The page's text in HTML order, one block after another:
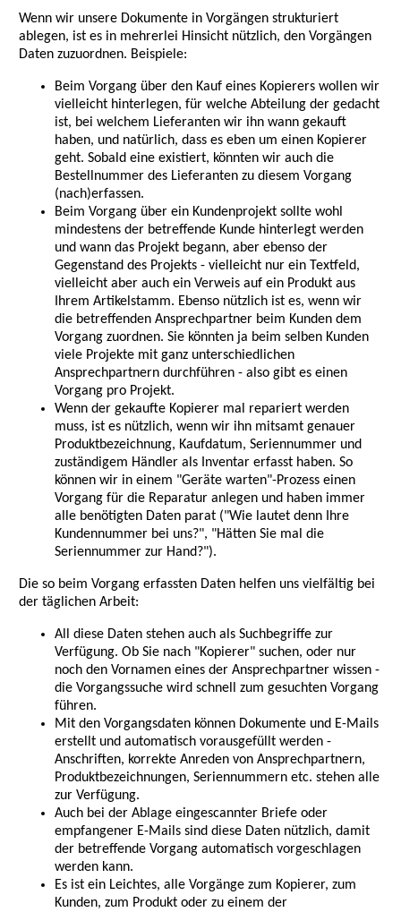
Wenn wir unsere Dokumente in Vorgängen strukturiert
ablegen, ist es in mehrerlei Hinsicht nützlich, den Vorgängen
Daten zuzuordnen. Beispiele:
Beim Vorgang über den Kauf eines Kopierers wollen wir
vielleicht hinterlegen, für welche Abteilung der gedacht
ist, bei welchem Lieferanten wir ihn wann gekauft
haben, und natürlich, dass es eben um einen Kopierer
geht. Sobald eine existiert, könnten wir auch die
Bestellnummer des Lieferanten zu diesem Vorgang
(nach)erfassen.
Beim Vorgang über ein Kundenprojekt sollte wohl
mindestens der betreffende Kunde hinterlegt werden
und wann das Projekt begann, aber ebenso der
Gegenstand des Projekts - vielleicht nur ein Textfeld,
vielleicht aber auch ein Verweis auf ein Produkt aus
Ihrem Artikelstamm. Ebenso nützlich ist es, wenn wir
die betreffenden Ansprechpartner beim Kunden dem
Vorgang zuordnen. Sie könnten ja beim selben Kunden
viele Projekte mit ganz unterschiedlichen
Ansprechpartnern durchführen - also gibt es einen
Vorgang pro Projekt.
Wenn der gekaufte Kopierer mal repariert werden
muss, ist es nützlich, wenn wir ihn mitsamt genauer
Produktbezeichnung, Kaufdatum, Seriennummer und
zuständigem Händler als Inventar erfasst haben. So
können wir in einem "Geräte warten"-Prozess einen
Vorgang für die Reparatur anlegen und haben immer
alle benötigten Daten parat ("Wie lautet denn Ihre
Kundennummer bei uns?", "Hätten Sie mal die
Seriennummer zur Hand?").
Die so beim Vorgang erfassten Daten helfen uns vielfältig bei
der täglichen Arbeit:
All diese Daten stehen auch als Suchbegriffe zur
Verfügung. Ob Sie nach "Kopierer" suchen, oder nur
noch den Vornamen eines der Ansprechpartner wissen -
die Vorgangssuche wird schnell zum gesuchten Vorgang
führen.
Mit den Vorgangsdaten können Dokumente und E-Mails
erstellt und automatisch vorausgefüllt werden -
Anschriften, korrekte Anreden von Ansprechpartnern,
Produktbezeichnungen, Seriennummern etc. stehen alle
zur Verfügung.
Auch bei der Ablage eingescannter Briefe oder
empfangener E-Mails sind diese Daten nützlich, damit
der betreffende Vorgang automatisch vorgeschlagen
werden kann.
Es ist ein Leichtes, alle Vorgänge zum Kopierer, zum
Kunden, zum Produkt oder zu einem der